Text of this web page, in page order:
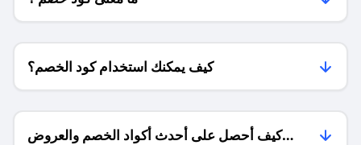
كيف يمكنك استخدام كود الخصم؟
كيف أحصل على أحدث أكواد الخصم والعروض